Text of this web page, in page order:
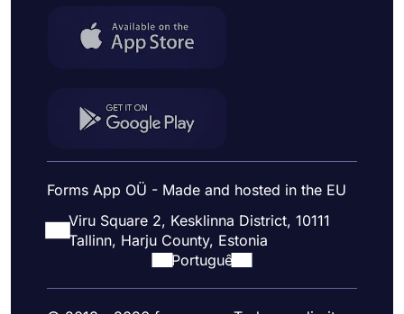
Forms App OÜ - Made and hosted in the EU
Viru Square 2, Kesklinna District, 10111
Tallinn, Harju County, Estonia
Portuguê